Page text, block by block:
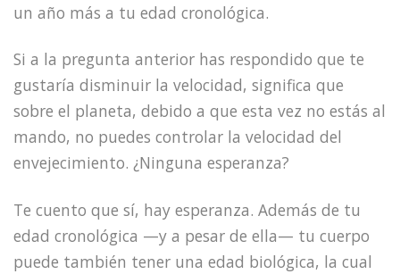
un año más a tu edad cronológica.
Si a la pregunta anterior has respondido que te
gustaría disminuir la velocidad, significa que
sobre el planeta, debido a que esta vez no estás al
mando, no puedes controlar la velocidad del
envejecimiento. ¿Ninguna esperanza?
Te cuento que sí, hay esperanza. Además de tu
edad cronológica —y a pesar de ella— tu cuerpo
puede también tener una edad biológica, la cual